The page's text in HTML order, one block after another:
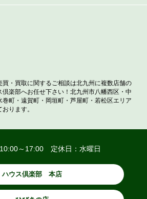
・買取に関するご相談は北九州に複数店舗の
楽部へお任せ下さい！北九州市八幡西区・中
町・遠賀町・岡垣町・芦屋町・若松区エリア
ります。
～17:00 定休日：水曜日
ハウス倶楽部 本店